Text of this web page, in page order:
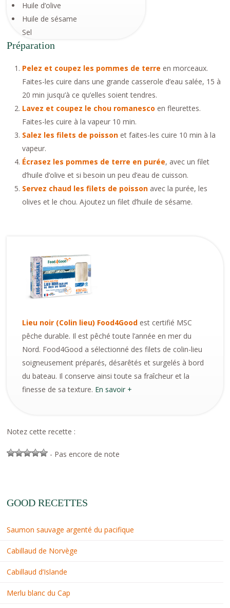
Huile d’olive
Huile de sésame
Sel
Préparation
Pelez et coupez les pommes de terre en morceaux.
Faites-les cuire dans une grande casserole d’eau salée, 15 à
20 min jusqu’à ce qu’elles soient tendres.
Lavez et coupez le chou romanesco en fleurettes.
Faites-les cuire à la vapeur 10 min.
Salez les filets de poisson et faites-les cuire 10 min à la
vapeur.
Écrasez les pommes de terre en purée, avec un filet
d’huile d’olive et si besoin un peu d’eau de cuisson.
Servez chaud les filets de poisson avec la purée, les
olives et le chou. Ajoutez un filet d’huile de sésame.
Lieu noir (Colin lieu) Food4Good est certifié MSC
pêche durable. Il est pêché toute l’année en mer du
Nord. Food4Good a sélectionné des filets de colin-lieu
soigneusement préparés, désarêtés et surgelés à bord
du bateau. Il conserve ainsi toute sa fraîcheur et la
finesse de sa texture. En savoir +
Notez cette recette :
- Pas encore de note
GOOD RECETTES
Saumon sauvage argenté du pacifique
Cabillaud de Norvège
Cabillaud d’Islande
Merlu blanc du Cap